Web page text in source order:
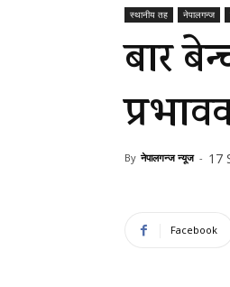
स्थानीय तह नेपालगन्ज
बार
By नेपालगन्ज न्यूज - 17
Facebook